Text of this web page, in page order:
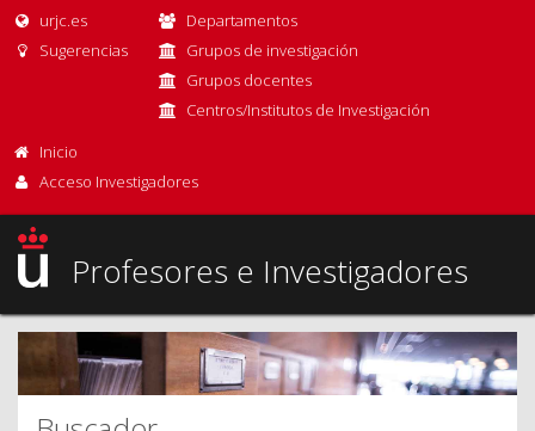
urjc.es
Sugerencias
Departamentos
Grupos de investigación
Grupos docentes
Centros/Institutos de Investigación
Inicio
Acceso Investigadores
Profesores e Investigadores